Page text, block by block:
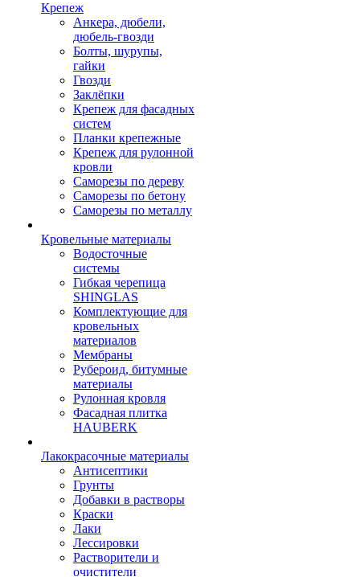
Крепеж
Анкера, дюбели,
дюбель-гвозди
Болты, шурупы,
гайки
Гвозди
Заклёпки
Крепеж для фасадных
систем
Планки крепежные
Крепеж для рулонной
кровли
Саморезы по дереву
Саморезы по бетону
Саморезы по металлу
Кровельные материалы
Водосточные
системы
Гибкая черепица
SHINGLAS
Комплектующие для
кровельных
материалов
Мембраны
Рубероид, битумные
материалы
Рулонная кровля
Фасадная плитка
HAUBERK
Лакокрасочные материалы
Антисептики
Грунты
Добавки в растворы
Краски
Лаки
Лессировки
Растворители и
очистители